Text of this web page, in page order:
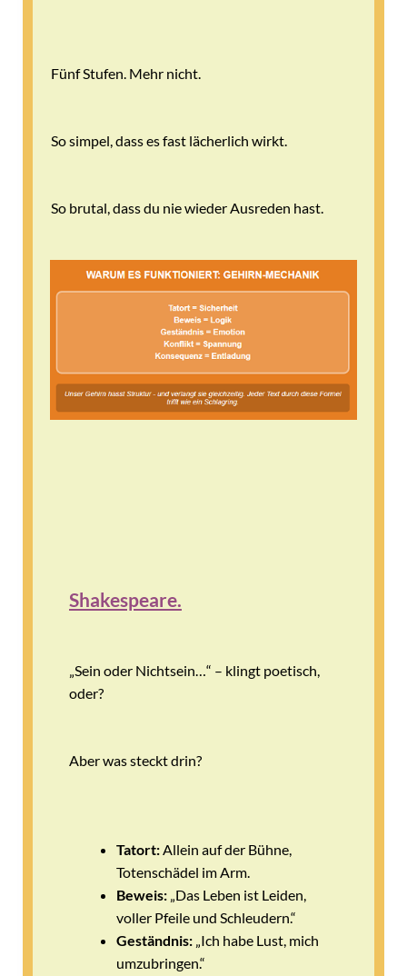
Fünf Stufen. Mehr nicht.
So simpel, dass es fast lächerlich wirkt.
So brutal, dass du nie wieder Ausreden hast.
Shakespeare.
„Sein oder Nichtsein…“ – klingt poetisch,
oder?
Aber was steckt drin?
Tatort:Allein auf der Bühne,
Totenschädel im Arm.
Beweis: „Das Leben ist Leiden,
voller Pfeile und Schleudern.“
Geständnis: „Ich habe Lust, mich
umzubringen.“